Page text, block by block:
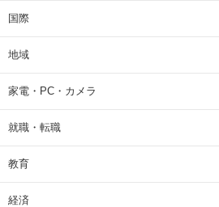
国際
地域
家電・PC・カメラ
就職・転職
教育
経済